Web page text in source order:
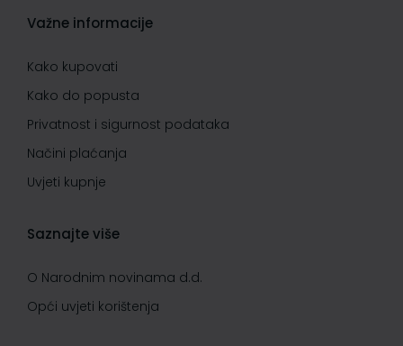
Važne informacije
Kako kupovati
Kako do popusta
Privatnost i sigurnost podataka
Načini plaćanja
Uvjeti kupnje
Saznajte više
O Narodnim novinama d.d.
Opći uvjeti korištenja